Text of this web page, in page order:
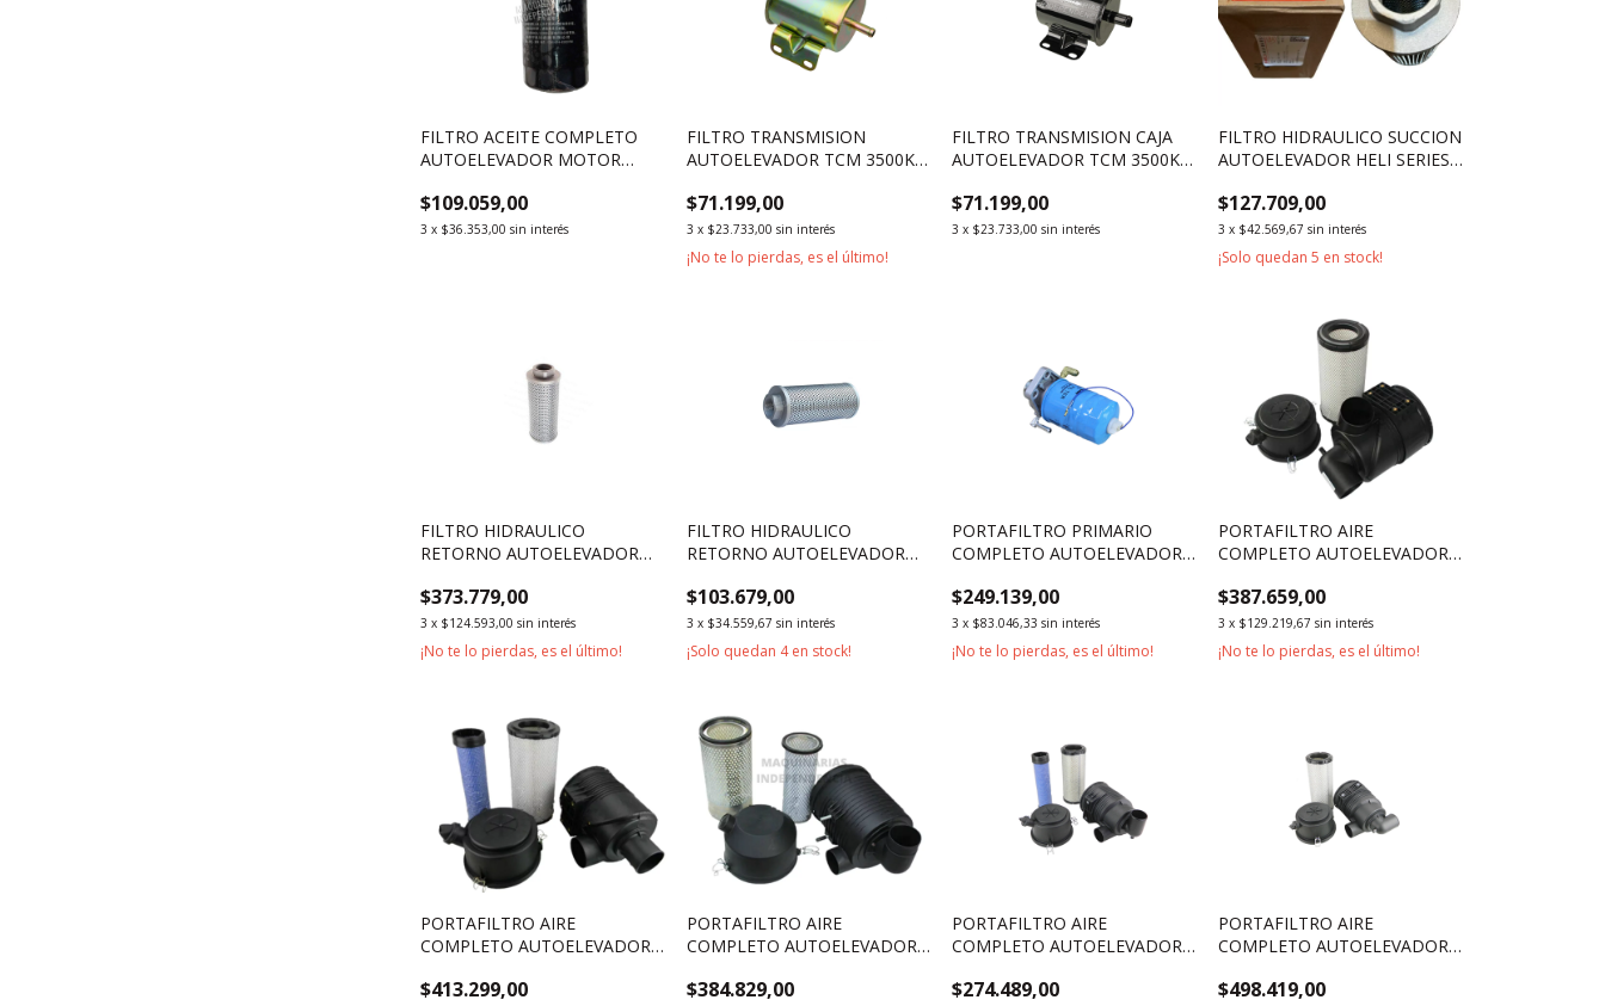
FILTRO ACEITE COMPLETO
AUTOELEVADOR MOTOR
$109.059,00
3 x $36.353,00 sin interés
FILTRO TRANSMISION
AUTOELEVADOR TCM 3500KG
$71.199,00
3 x $23.733,00 sin interés
¡No te lo pierdas, es el último!
FILTRO TRANSMISION CAJA
AUTOELEVADOR TCM 3500KG
$71.199,00
3 x $23.733,00 sin interés
FILTRO HIDRAULICO SUCCION
AUTOELEVADOR HELI SERIES
$127.709,00
3 x $42.569,67 sin interés
¡Solo quedan 5 en stock!
FILTRO HIDRAULICO
RETORNO AUTOELEVADOR
$373.779,00
3 x $124.593,00 sin interés
¡No te lo pierdas, es el último!
FILTRO HIDRAULICO
RETORNO AUTOELEVADOR
$103.679,00
3 x $34.559,67 sin interés
¡Solo quedan 4en stock!
PORTAFILTRO PRIMARIO
COMPLETO AUTOELEVADOR
$249.139,00
3 x $83.046,33 sin interés
¡No te lo pierdas, es el último!
PORTAFILTRO AIRE
COMPLETO AUTOELEVADOR
5000KG
$387.659,00
3 x $129.219,67 sin interés
¡No te lo pierdas, es el último!
PORTAFILTRO AIRE
COMPLETO AUTOELEVADOR
$413.299,00
PORTAFILTRO AIRE
COMPLETO AUTOELEVADOR
$384.829,00
PORTAFILTRO AIRE
COMPLETO AUTOELEVADOR
$274.489,00
PORTAFILTRO AIRE
COMPLETO AUTOELEVADOR
$498.419,00